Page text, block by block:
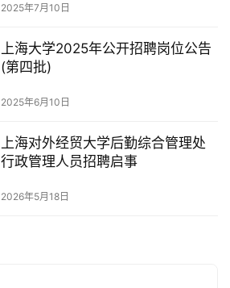
2025年7月10日
上海大学2025年公开招聘岗位公告
(第四批)
2025年6月10日
上海对外经贸大学后勤综合管理处
行政管理人员招聘启事
2026年5月18日